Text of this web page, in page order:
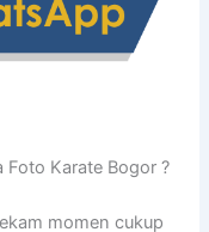
Karate Bogor ?
momen cukup